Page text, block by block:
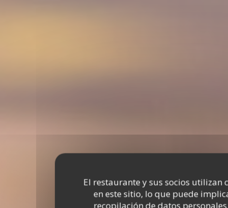
El restaurante y sus socios utilizan
en este sitio, lo que puede
recopilación de datos